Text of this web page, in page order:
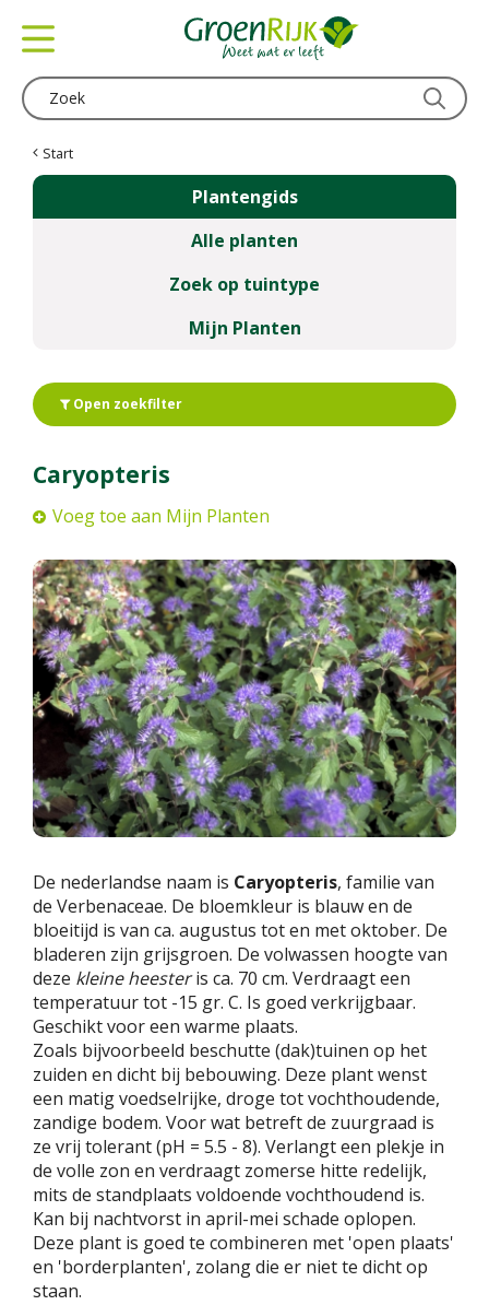
Start
Plantengids
Alle planten
Zoek op tuintype
Mijn Planten
Open zoekfilter
Caryopteris
Voeg toe aan Mijn Planten
De nederlandse naam is Caryopteris, familie van
de Verbenaceae. De bloemkleur is blauw en de
bloeitijd is van ca. augustus tot en met oktober. De
bladeren zijn grijsgroen. De volwassen hoogte van
deze kleine heesteris ca. 70 cm. Verdraagt een
temperatuur tot -15 gr. C. Is goed verkrijgbaar.
Geschikt voor een warme plaats.
Zoals bijvoorbeeld beschutte (dak)tuinen op het
zuiden en dicht bij bebouwing. Deze plant wenst
een matig voedselrijke, droge tot vochthoudende,
zandige bodem. Voor wat betreft de zuurgraad is
ze vrij tolerant (pH = 5.5 - 8). Verlangt een plekje in
de volle zon en verdraagt zomerse hitte redelijk,
mits de standplaats voldoende vochthoudend is.
Kan bij nachtvorst in april-mei schade oplopen.
Deze plant is goed te combineren met 'open plaats'
en 'borderplanten', zolang die er niet te dicht op
staan.